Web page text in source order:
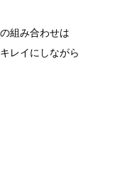
組み合わせは
レイにしながら